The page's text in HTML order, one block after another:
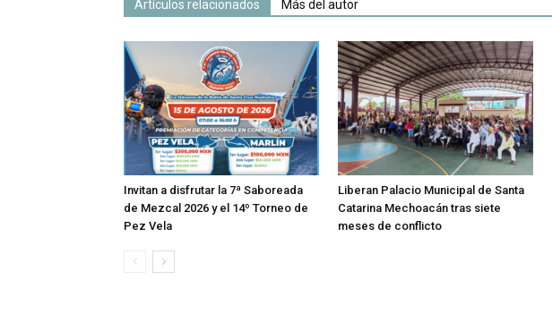
Artículos relacionados Más del autor
Invitan a disfrutar la 7ª Saboreada
de Mezcal 2026 y el 14º Torneo de
Pez Vela
Liberan Palacio Municipal de Santa
Catarina Mechoacán tras siete
meses de conflicto